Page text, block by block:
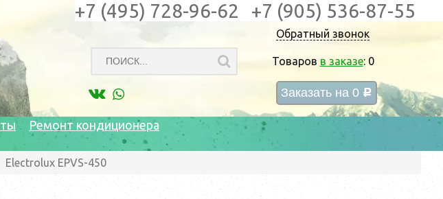
Обратный звонок
Товаров в заказе: 0
Заказать на 0 c
+7 (495) 728-96-62 +7 (905) 536-87-55
Ремонт кондиционера
Electrolux EPVS-450